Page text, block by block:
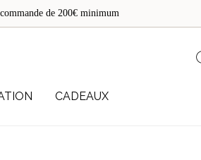
de 200€ minimum
CADEAUX